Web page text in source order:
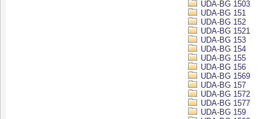
UDA-BG 1503
UDA-BG 151
UDA-BG 152
UDA-BG 1521
UDA-BG 153
UDA-BG 154
UDA-BG 155
UDA-BG 156
UDA-BG 1569
UDA-BG 157
UDA-BG 1572
UDA-BG 1577
UDA-BG 159